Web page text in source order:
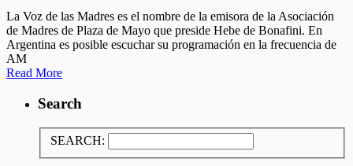
La Voz de las Madres es el nombre de la emisora de la Asociación
de Madres de Plaza de Mayo que preside Hebe de Bonafini. En
Argentina es posible escuchar su programación en la frecuencia de
AM
Read More
Search
SEARCH: